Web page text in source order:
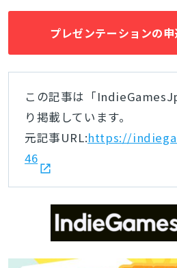
プレゼンテーションの
この記事は「
り掲載しています。
元記事URL:https://
46